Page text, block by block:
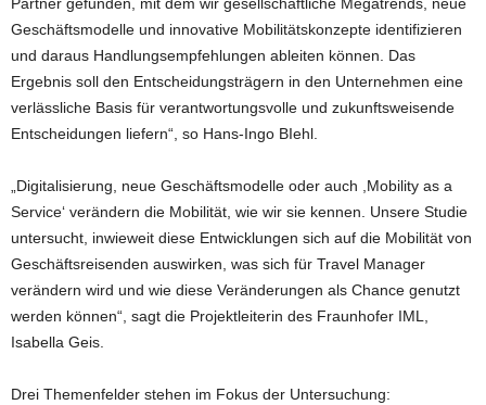
Geschäftsmodelle und innovative Mobilitätskonzepte identifizieren
und daraus Handlungsempfehlungen ableiten können. Das
Ergebnis soll den Entscheidungsträgern in den Unternehmen eine
verlässliche Basis für verantwortungsvolle und zukunftsweisende
Entscheidungen liefern“, so Hans-Ingo BIehl.
„Digitalisierung, neue Geschäftsmodelle oder auch ,Mobility as a
Service‘ verändern die Mobilität, wie wir sie kennen. Unsere Studie
untersucht, inwieweit diese Entwicklungen sich auf die Mobilität von
Geschäftsreisenden auswirken, was sich für Travel Manager
verändern wird und wie diese Veränderungen als Chance genutzt
werden können“, sagt die Projektleiterin des Fraunhofer IML,
Isabella Geis.
Drei Themenfelder stehen im Fokus der Untersuchung: